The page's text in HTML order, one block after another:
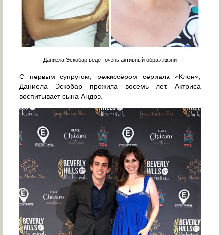
Даниела Эскобар ведёт очень активный образ жизни
С первым супругом, режиссёром сериала «Клон»,
Даниела Эскобар прожила восемь лет. Актриса
воспитывает сына Андрэ.